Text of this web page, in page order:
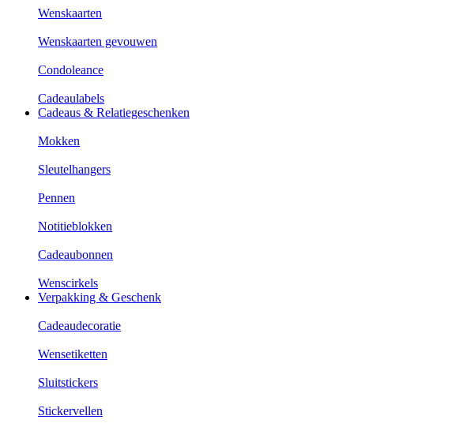
Wenskaarten
Wenskaarten gevouwen
Condoleance
Cadeaulabels
Cadeaus & Relatiegeschenken
Mokken
Sleutelhangers
Pennen
Notitieblokken
Cadeaubonnen
Wenscirkels
Verpakking & Geschenk
Cadeaudecoratie
Wensetiketten
Sluitstickers
Stickervellen